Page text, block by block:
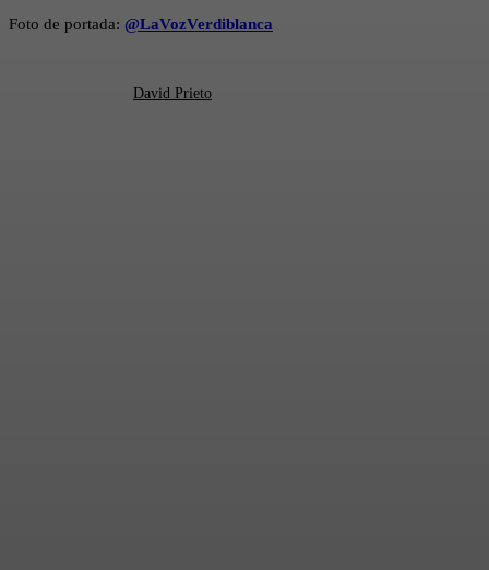
Foto de portada: @LaVozVerdiblanca
David Prieto